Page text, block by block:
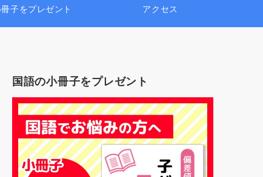
子をプレゼント アクセス
国語の小冊子をプレゼント